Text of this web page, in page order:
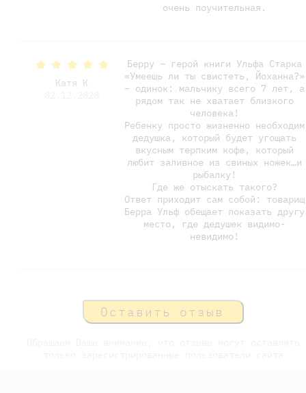
очень поучительная.
Катя К
Берру – герой книги Ульфа Старка
«Умеешь ли ты свистеть, Йоханна?»
– одинок: мальчику всего 7 лет, а
рядом так не хватает близкого
человека!
Ребенку просто жизненно необходим
дедушка, который будет угощать
вкусным терпким кофе, который
любит заливное из свиных ножек…и
рыбалку!
Где же отыскать такого?
Ответ приходит сам собой: товарищ
Берра Ульф обещает показать другу
место, где дедушек видимо-
невидимо!
Оставить отзыв